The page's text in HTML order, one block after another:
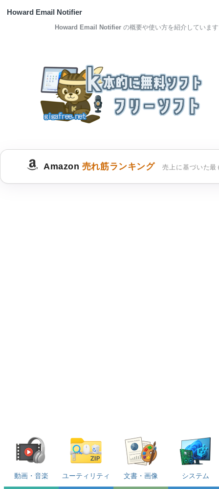
Howard Email Notifier
Howard Email Notifier の概要や使い方を紹介しています
Amazon 売れ筋ランキング 売上に基づいた最
動画・音楽 ユーティリティ 文書・画像 システム